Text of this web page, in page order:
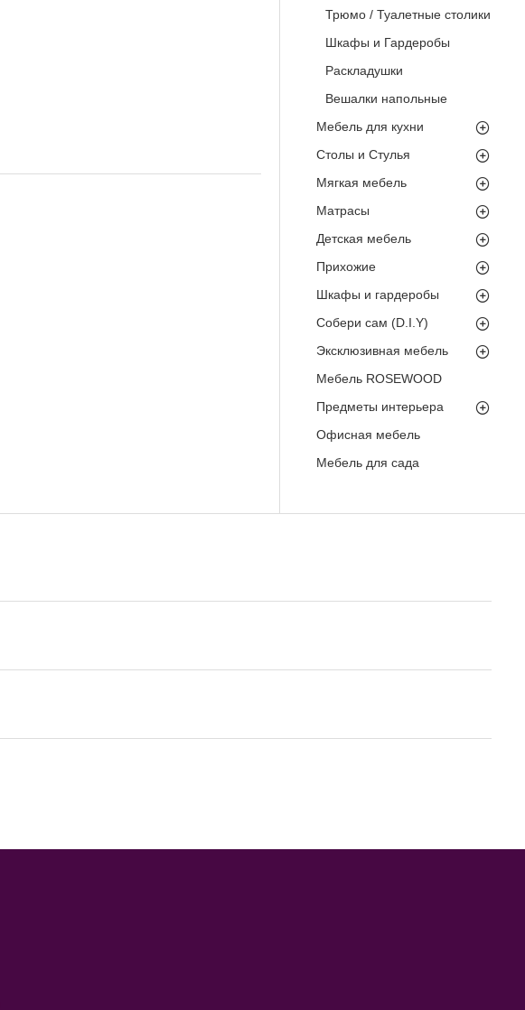
Трюмо / Туалетные столики
Шкафы и Гардеробы
Раскладушки
Вешалки напольные
Мебель для кухни
Столы и Стулья
Мягкая мебель
Матрасы
Детская мебель
Прихожие
Шкафы и гардеробы
Собери сам (D.I.Y)
Эксклюзивная мебель
Мебель ROSEWOOD
Предметы интерьера
Офисная мебель
Мебель для сада